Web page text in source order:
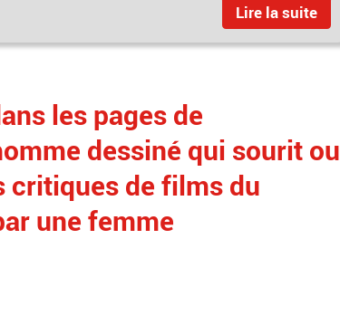
Lire la suite
les pages de
dessiné qui sourit ou
critiques de films du
une femme